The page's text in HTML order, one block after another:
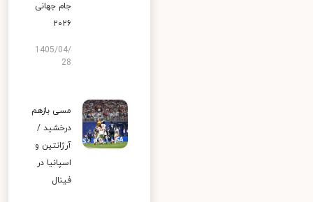
جام جهانی
۲۰۲۶
1405/04/
28
مسی بازهم
درخشید /
آرژانتین و
اسپانیا در
فینال